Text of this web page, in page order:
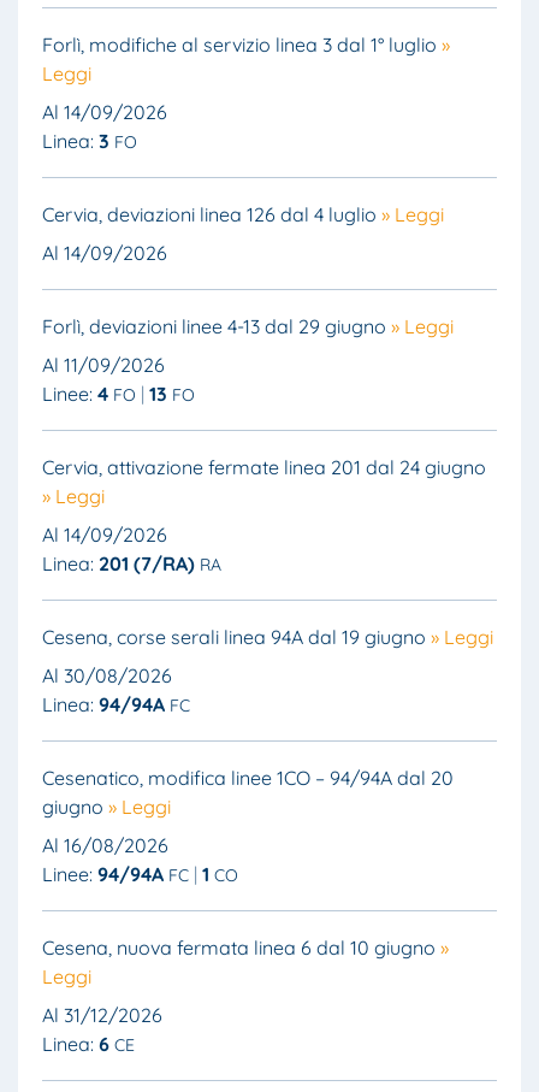
Forlì, modifiche al servizio linea 3 dal 1° luglio »
Leggi
Al 14/09/2026
Linea: 3 FO
Cervia, deviazioni linea 126 dal 4 luglio » Leggi
Al 14/09/2026
Forlì, deviazioni linee 4-13 dal 29 giugno » Leggi
Al 11/09/2026
Linee: 4 FO 13 FO
Cervia, attivazione fermate linea 201 dal 24 giugno
» Leggi
Al 14/09/2026
Linea: 201 (7/RA) RA
Cesena, corse serali linea 94A dal 19 giugno » Leggi
Al 30/08/2026
Linea: 94/94A FC
Cesenatico, modifica linee 1CO – 94/94A dal 20
giugno » Leggi
Al 16/08/2026
Linee: 94/94A FC 1 CO
Cesena, nuova fermata linea 6 dal 10 giugno »
Leggi
Al 31/12/2026
Linea: 6 CE